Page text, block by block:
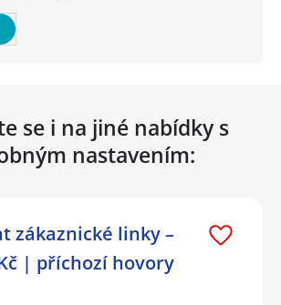
se i na jiné nabídky s
nastavením:
zákaznické linky –
| příchozí hovory